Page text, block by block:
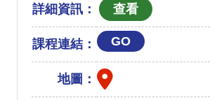
詳細資訊：
課程連結： GO
地圖：